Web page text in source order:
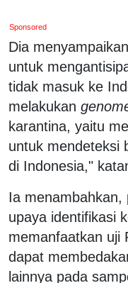
Sponsored
Dia
untuk
tidak masuk ke
melakukan
karantina, yaitu
untuk mendeteksi
di Indonesia,"
Ia menambahkan,
upaya identifikasi
memanfaatkan uji
dapat
lainnya pada